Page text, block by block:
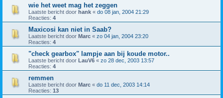
wie het weet mag het zeggen
Laatste bericht door hank « do 08 jan, 2004 21:29
Reacties: 4
Maxicosi kan niet in Saab?
Laatste bericht door Marc « zo 04 jan, 2004 23:20
Reacties: 4
"check gearbox" lampje aan bij koude motor..
Laatste bericht door LauV6 « zo 28 dec, 2003 13:57
Reacties: 4
remmen
Laatste bericht door Marc « do 11 dec, 2003 14:14
Reacties: 13